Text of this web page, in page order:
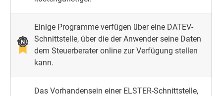
Einige Programme verfügen über eine DATEV-
Schnittstelle, über die der Anwender seine Daten
dem Steuerberater online zur Verfügung stellen
kann.
Das Vorhandensein einer ELSTER-Schnittstelle,